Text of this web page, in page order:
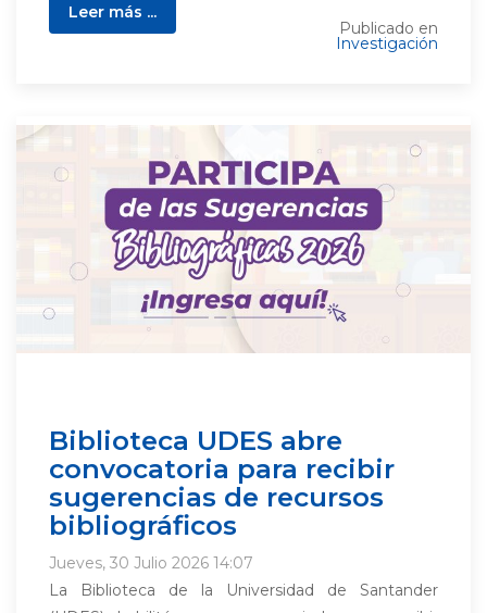
Leer más ...
Publicado en
Investigación
Biblioteca UDES abre
convocatoria para recibir
sugerencias de recursos
bibliográficos
Jueves, 30 Julio 2026 14:07
La Biblioteca de la Universidad de Santander